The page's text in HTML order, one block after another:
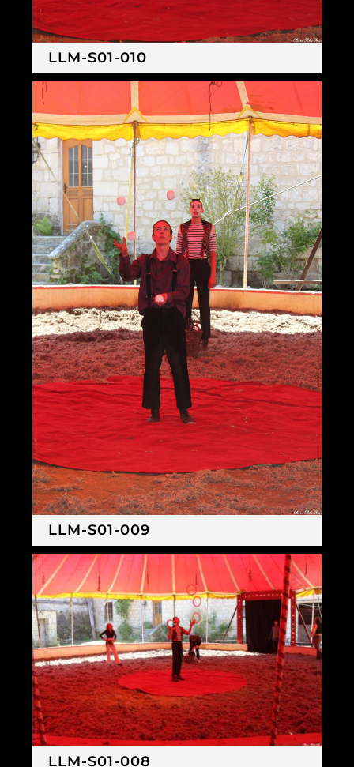
LLM-S01-010
LLM-S01-009
LLM-S01-008